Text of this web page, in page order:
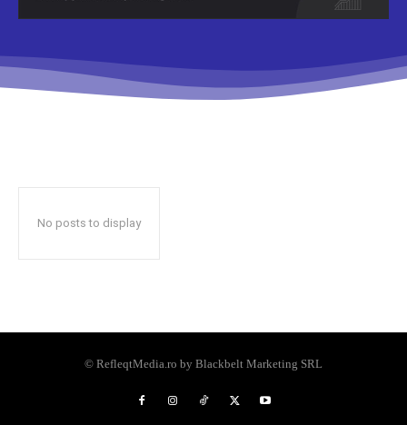
No posts to display
© RefleqtMedia.ro by Blackbelt Marketing SRL